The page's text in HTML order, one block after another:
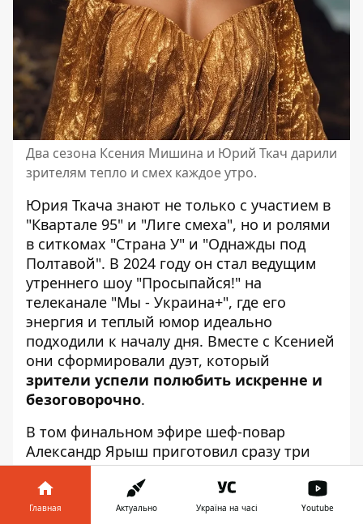
Два сезона Ксения Мишина и Юрий Ткач дарили
зрителям тепло и смех каждое утро.
Юрия Ткача знают не только с участием в
"Квартале 95" и "Лиге смеха", но и ролями
в ситкомах "Страна У" и "Однажды под
Полтавой". В 2024 году он стал ведущим
утреннего шоу "Просыпайся!" на
телеканале "Мы - Украина+", где его
энергия и теплый юмор идеально
подходили к началу дня. Вместе с Ксенией
они сформировали дуэт, который
зрители успели полюбить искренне и
безоговорочно.
В том финальном эфире шеф-повар
Александр Ярыш приготовил сразу три
варианта пиццы - "Маргариту", пиццу с
салями и пиццу с курицей. А еще –
рассказал о рецепте теста и томатного
Главная Актуально Україна на часі Youtube